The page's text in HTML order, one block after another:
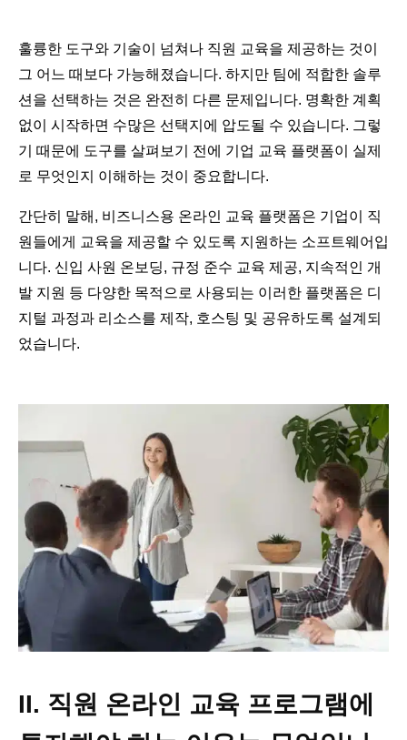
훌륭한 도구와 기술이 넘쳐나 직원 교육을 제공하는 것이
그 어느 때보다 가능해졌습니다. 하지만 팀에 적합한 솔루
션을 선택하는 것은 완전히 다른 문제입니다. 명확한 계획
없이 시작하면 수많은 선택지에 압도될 수 있습니다. 그렇
기 때문에 도구를 살펴보기 전에 기업 교육 플랫폼이 실제
로 무엇인지 이해하는 것이 중요합니다.
간단히 말해, 비즈니스용 온라인 교육 플랫폼은 기업이 직
원들에게 교육을 제공할 수 있도록 지원하는 소프트웨어입
니다. 신입 사원 온보딩, 규정 준수 교육 제공, 지속적인 개
발 지원 등 다양한 목적으로 사용되는 이러한 플랫폼은 디
지털 과정과 리소스를 제작, 호스팅 및 공유하도록 설계되
었습니다.
II. 직원 온라인 교육 프로그램에